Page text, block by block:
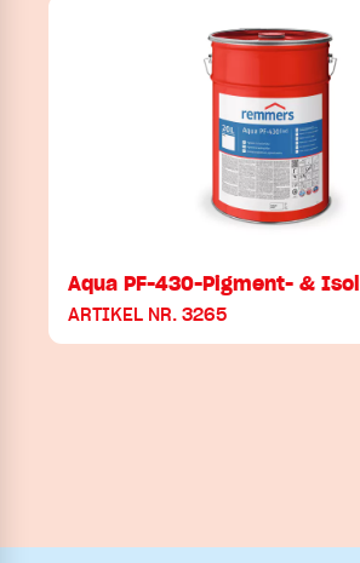
Aqua PF-430-Pigment- &
ARTIKEL NR. 3265